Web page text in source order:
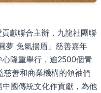
獻聯合主辦，九龍社團聯
夢 兔氣揚眉」慈善嘉年
隆重舉行，逾2500個青
善和商業機構的領袖們
國傳統文化作貢獻，為他